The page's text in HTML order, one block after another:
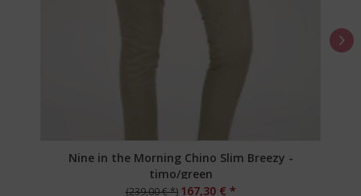
Nine in the Morning Chino Slim Breezy -
timo/green
(239,00 € *) 167,30 € *